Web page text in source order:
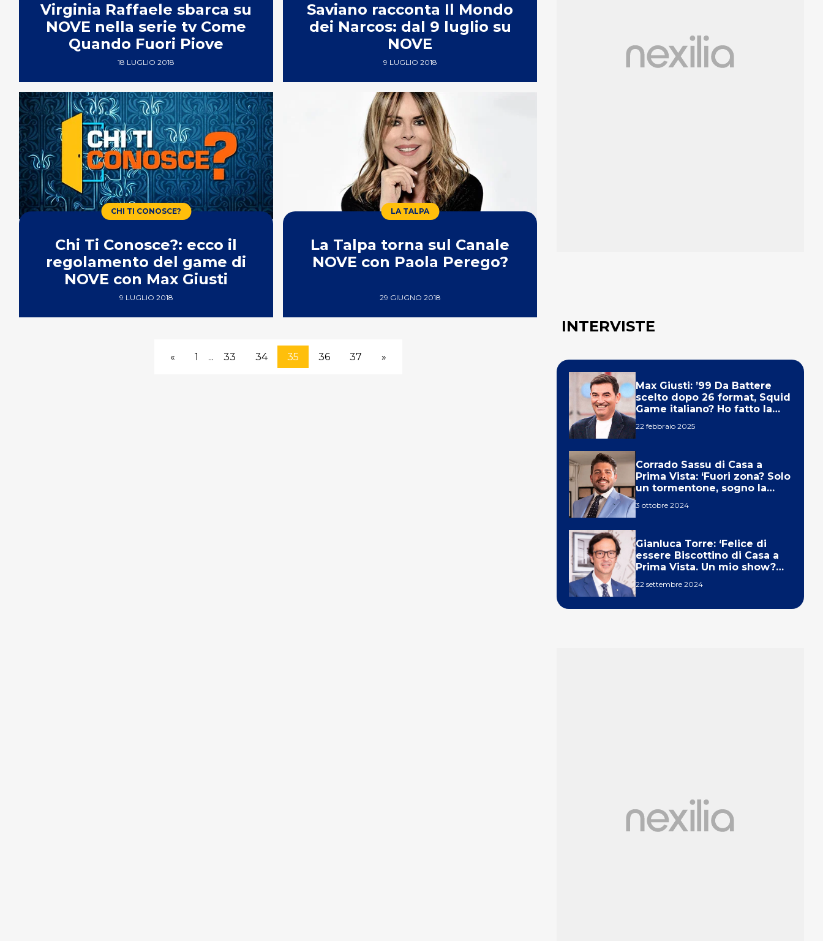
Virginia Raffaele sbarca su
NOVE nella serie tv Come
Quando Fuori Piove
18 LUGLIO 2018
Saviano racconta Il Mondo
dei Narcos: dal 9 luglio su
NOVE
9 LUGLIO 2018
CHI TI CONOSCE?
Chi Ti Conosce?: ecco il
regolamento del game di
NOVE con Max Giusti
9 LUGLIO 2018
LA TALPA
La Talpa torna sul Canale
NOVE con Paola Perego?
29 GIUGNO 2018
« 1 ... 33 34 35 36 37 »
INTERVISTE
Max Giusti: ’99 Da Battere
scelto dopo 26 format, Squid
Game italiano? Ho fatto la
22 febbraio 2025
Corrado Sassu di Casa a
Prima Vista: ‘Fuori zona? Solo
un tormentone, sogno la
3 ottobre 2024
Gianluca Torre: ‘Felice di
essere Biscottino di Casa a
Prima Vista. Un mio show?
22 settembre 2024